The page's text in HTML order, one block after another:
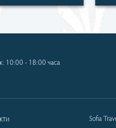
10:00 - 18:00 часа
Sofia